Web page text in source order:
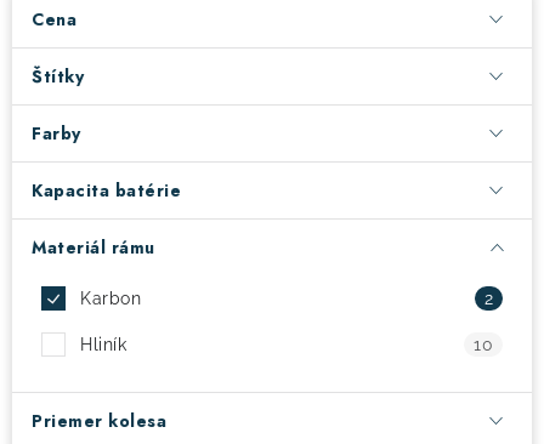
DOPLNKY
CAMPING
VÝPREDAJ
Cena
Štítky
Farby
Kapacita batérie
Materiál rámu
Karbon 2
Hliník 10
Priemer kolesa